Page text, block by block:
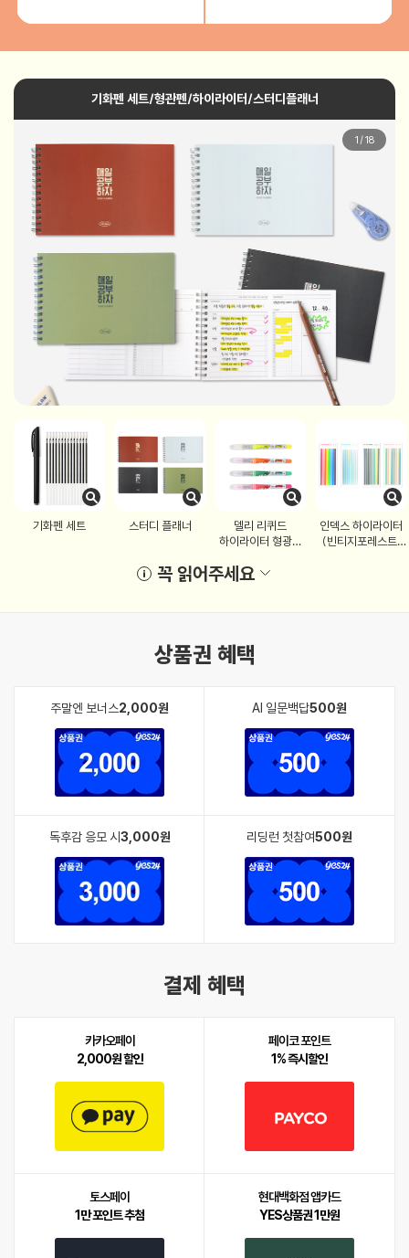
기화펜 세트/형관펜/하이라이터/스터디플래너
1 /18
기화펜 세트 스터디 플래너
델리 리퀴드
하이라이터 형광펜
인덱스 하이라이터
(빈티지포레스트,
꼭 읽어주세요
상품권 혜택
주말엔 보너스2,000원 AI 일문백답500원
독후감 응모 시3,000원 리딩런 첫참여500원
결제 혜택
카카오페이
2,000원 할인
페이코 포인트
1% 즉시할인
토스페이
1만 포인트 추첨
현대백화점 앱카드
YES상품권 1만원